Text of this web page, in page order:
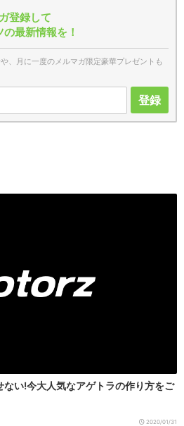
登録して
最新情報を！
、月に一度のメルマガ限定豪華プレゼントも
登録
い!今大人気なアゲトラの作り方をご
2020/01/31